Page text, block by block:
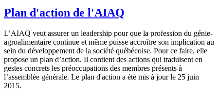
Plan d'action de l'AIAQ
L’AIAQ veut assurer un leadership pour que la profession du génie-
agroalimentaire continue et même puisse accroître son implication au
sein du développement de la société québécoise. Pour ce faire, elle
propose un plan d’action. Il contient des actions qui traduisent en
gestes concrets les préoccupations des membres présents à
l’assemblée générale. Le plan d'action a été mis à jour le 25 juin
2015.